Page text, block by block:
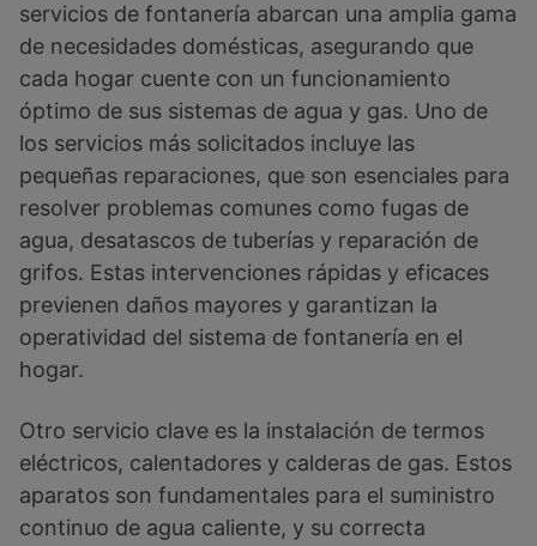
servicios de fontanería abarcan una amplia gama
de necesidades domésticas, asegurando que
cada hogar cuente con un funcionamiento
óptimo de sus sistemas de agua y gas. Uno de
los servicios más solicitados incluye las
pequeñas reparaciones, que son esenciales para
resolver problemas comunes como fugas de
agua, desatascos de tuberías y reparación de
grifos. Estas intervenciones rápidas y eficaces
previenen daños mayores y garantizan la
operatividad del sistema de fontanería en el
hogar.
Otro servicio clave es la instalación de termos
eléctricos, calentadores y calderas de gas. Estos
aparatos son fundamentales para el suministro
continuo de agua caliente, y su correcta